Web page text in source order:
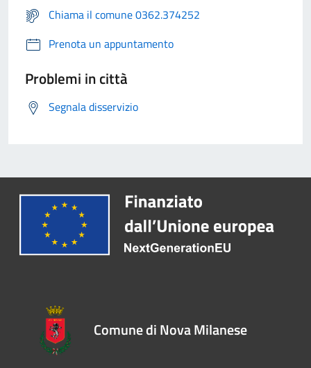
Chiama il comune 0362.374252
Prenota un appuntamento
Problemi in città
Segnala disservizio
Comune di Nova Milanese